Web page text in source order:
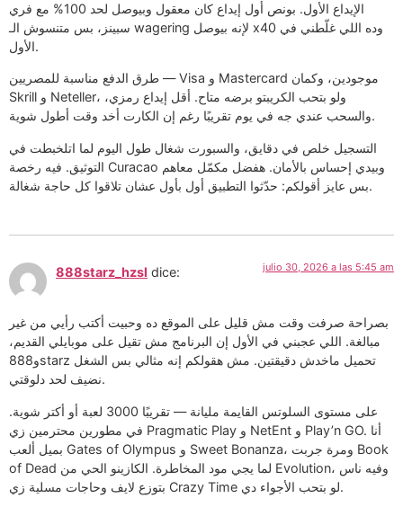
الإيداع الأول. بونص أول إيداع كان معقول وبيوصل لحد 100% مع فري
سبينز، بس متنسوش الـ wagering لإنه بيوصل x40 وده اللي غلّطني في
الأول.
طرق الدفع مناسبة للمصريين — Visa و Mastercard موجودين، وكمان
Skrill و Neteller، ولو بتحب الكريبتو برضه متاح. أقل إيداع رمزي،
والسحب عندي جه في يوم تقريبًا رغم إن الكارت أخد وقت أطول شوية.
التسجيل خلص في دقايق، والسبورت شغال طول اليوم لما اتلخبطت في
التوثيق. فيه رخصة Curacao وبيدي إحساس بالأمان. هفضل مكمّل معاهم
بس عايز أقولكم: حدّثوا التطبيق أول بأول عشان تلاقوا كل حاجة شغالة.
888starz_hzsl dice: julio 30, 2026 a las 5:45 am
بصراحة صرفت وقت مش قليل على الموقع ده وحبيت أكتب رأيي من غير
مبالغة. اللي عجبني في الأول إن البرنامج مش تقيل على موبايلي القديم،
و888starz تحميل ماخدش دقيقتين. مش هقولكم إنه مثالي بس الشغل
نضيف لحد دلوقتي.
على مستوى السلوتس القايمة مليانة — تقريبًا 3000 لعبة أو أكتر شوية.
في مطورين محترمين زي Pragmatic Play و NetEnt و Play’n GO. أنا
بميل ألعب Gates of Olympus و Sweet Bonanza، ومرة جربت Book
of Dead لما يجي مود المخاطرة. الكازينو الحي من Evolution، وفيه ناس
بتوزع لايف وحاجات مسلية زي Crazy Time لو بتحب الأجواء دي.